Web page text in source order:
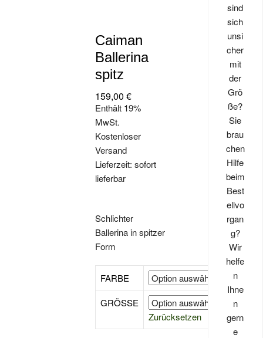
Caiman
Ballerina
spitz
159,00 €
Enthält 19%
MwSt.
Kostenloser
Versand
Lieferzeit: sofort
lieferbar
Schlichter
Ballerina in spitzer
Form
FARBE
GRÖSSE
Zurücksetzen
sind
sich
unsi
cher
mit
der
Grö
ße?
Sie
brau
chen
Hilfe
beim
Best
ellvo
rgan
g?
Wir
helfe
n
Ihne
n
gern
e